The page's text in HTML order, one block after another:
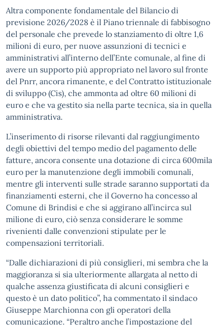
Altra componente fondamentale del Bilancio di
previsione 2026/2028 è il Piano triennale di fabbisogno
del personale che prevede lo stanziamento di oltre 1,6
milioni di euro, per nuove assunzioni di tecnici e
amministrativi all’interno dell’Ente comunale, al fine di
avere un supporto più appropriato nel lavoro sul fronte
del Pnrr, ancora rimanente, e del Contratto istituzionale
di sviluppo (Cis), che ammonta ad oltre 60 milioni di
euro e che va gestito sia nella parte tecnica, sia in quella
amministrativa.
L’inserimento di risorse rilevanti dal raggiungimento
degli obiettivi del tempo medio del pagamento delle
fatture, ancora consente una dotazione di circa 600mila
euro per la manutenzione degli immobili comunali,
mentre gli interventi sulle strade saranno supportati da
finanziamenti esterni, che il Governo ha concesso al
Comune di Brindisi e che si aggirano all’incirca sul
milione di euro, ciò senza considerare le somme
rivenienti dalle convenzioni stipulate per le
compensazioni territoriali.
“Dalle dichiarazioni di più consiglieri, mi sembra che la
maggioranza si sia ulteriormente allargata al netto di
qualche assenza giustificata di alcuni consiglieri e
questo è un dato politico”, ha commentato il sindaco
Giuseppe Marchionna con gli operatori della
comunicazione. “Peraltro anche l’impostazione del